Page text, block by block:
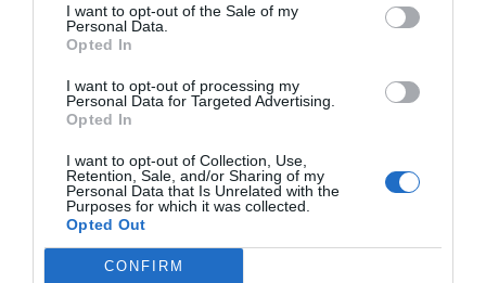
I want to opt-out of the Sale of my
Personal Data.
Opted In
I want to opt-out of processing my
Personal Data for Targeted Advertising.
Opted In
I want to opt-out of Collection, Use,
Retention, Sale, and/or Sharing of my
Personal Data that Is Unrelated with the
Purposes for which it was collected.
Opted Out
CONFIRM